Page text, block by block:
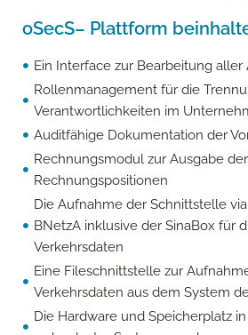
oSecS– Plattform
Ein Interface zur Bearbeitung
Rollenmanagement für die
Verantwortlichkeiten im
Auditfähige Dokumentation der
Rechnungsmodul zur Ausgabe der
Rechnungspositionen
Die Aufnahme der Schnittstelle via
BNetzA inklusive der SinaBox für
Verkehrsdaten
Eine Fileschnittstelle zur
Verkehrsdaten aus dem System
Die Hardware und Speicherplatz